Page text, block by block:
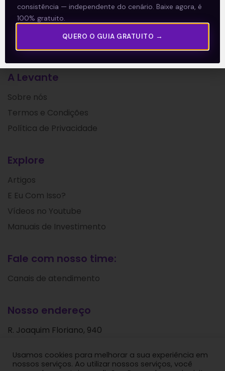
A Levante
Sobre nós
Termos e Condições
Política de Privacidade
Explore
Artigos
E Eu Com Isso?
Vídeos no Youtube
Manuais de Investimento
Fale com nosso time:
Canais de atendimento
Nosso endereço
R. Joaquim Floriano, 940
São Paulo - SP
Usamos cookies para melhorar a sua experiência em
nossos serviços. Ao utilizar nossos serviços, você
consistência — independente do cenário. Baixe agora, é
100% gratuito.
QUERO O GUIA GRATUITO →